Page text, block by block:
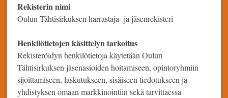
Rekisterin nimi
Oulun Tähtisirkuksen harrastaja- ja jäsenrekisteri
Henkilötietojen käsittelyn tarkoitus
Rekisteröidyn henkilötietoja käytetään Oulun
Tähtisirkuksen jäsenasioiden hoitamiseen, opintoryhmiin
sijoittamiseen, laskutukseen, sisäiseen tiedotukseen ja
yhdistyksen omaan markkinointiin sekä tarvittaessa